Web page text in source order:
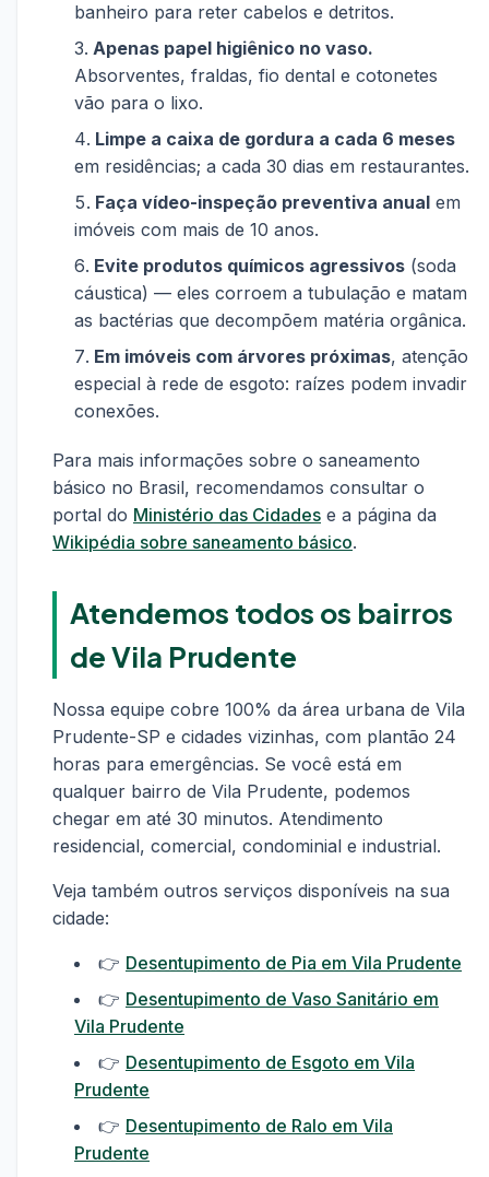
banheiro para reter cabelos e detritos.
Apenas papel higiênico no vaso.
Absorventes, fraldas, fio dental e cotonetes
vão para o lixo.
Limpe a caixa de gordura a cada 6 meses
em residências; a cada 30 dias em restaurantes.
Faça vídeo-inspeção preventiva anual em
imóveis com mais de 10 anos.
Evite produtos químicos agressivos (soda
cáustica) — eles corroem a tubulação e matam
as bactérias que decompõem matéria orgânica.
Em imóveis com árvores próximas, atenção
especial à rede de esgoto: raízes podem invadir
conexões.
Para mais informações sobre o saneamento
básico no Brasil, recomendamos consultar o
portal do Ministério das Cidades e a página da
Wikipédia sobre saneamento básico.
Atendemos todos os bairros
de Vila Prudente
Nossa equipe cobre 100% da área urbana de Vila
Prudente-SP e cidades vizinhas, com plantão 24
horas para emergências. Se você está em
qualquer bairro de Vila Prudente, podemos
chegar em até 30 minutos. Atendimento
residencial, comercial, condominial e industrial.
Veja também outros serviços disponíveis na sua
cidade:
👉 Desentupimento de Pia em Vila Prudente
👉 Desentupimento de Vaso Sanitário em
Vila Prudente
👉 Desentupimento de Esgoto em Vila
Prudente
👉 Desentupimento de Ralo em Vila
Prudente